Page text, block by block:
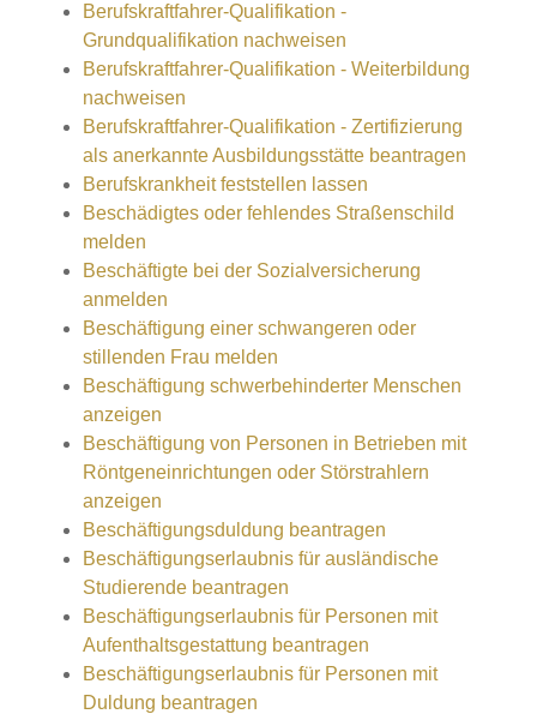
Berufskraftfahrer-Qualifikation -
Grundqualifikation nachweisen
Berufskraftfahrer-Qualifikation - Weiterbildung
nachweisen
Berufskraftfahrer-Qualifikation - Zertifizierung
als anerkannte Ausbildungsstätte beantragen
Berufskrankheit feststellen lassen
Beschädigtes oder fehlendes Straßenschild
melden
Beschäftigte bei der Sozialversicherung
anmelden
Beschäftigung einer schwangeren oder
stillenden Frau melden
Beschäftigung schwerbehinderter Menschen
anzeigen
Beschäftigung von Personen in Betrieben mit
Röntgeneinrichtungen oder Störstrahlern
anzeigen
Beschäftigungsduldung beantragen
Beschäftigungserlaubnis für ausländische
Studierende beantragen
Beschäftigungserlaubnis für Personen mit
Aufenthaltsgestattung beantragen
Beschäftigungserlaubnis für Personen mit
Duldung beantragen